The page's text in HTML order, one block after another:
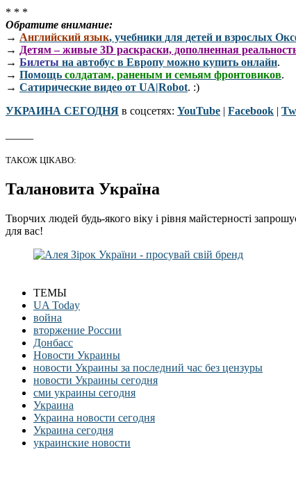
* * *
Обратите внимание:
→ Английский язык, учебники для детей и взрослых
→ Детям – живые 3D раскраски, дополненная
→ Билеты на автобус в Европу можно купить онлайн.
→ Помощь солдатам, раненым и семьям фронтовиков.
→ Сатирические видео от UA|Robot. :)
УКРАИНА СЕГОДНЯ в соцсетях: YouTube | Facebook |
ТАКОЖ ЦІКАВО:
Талановита Україна
Творчих людей будь-якого віку і рівня майстерності
для вас!
ТЕМЫ
UA Today
война
вторжение России
Донбасс
Новости Украины
новости Украины за последний час без цензуры
новости Украины сегодня
сми украины сегодня
Украина
Украина новости сегодня
Украина сегодня
украинские новости